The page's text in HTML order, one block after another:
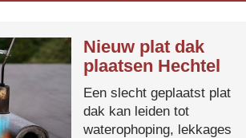
Nieuw plat dak
plaatsen Hechtel
Een slecht geplaatst plat
dak kan leiden tot
waterophoping, lekkages